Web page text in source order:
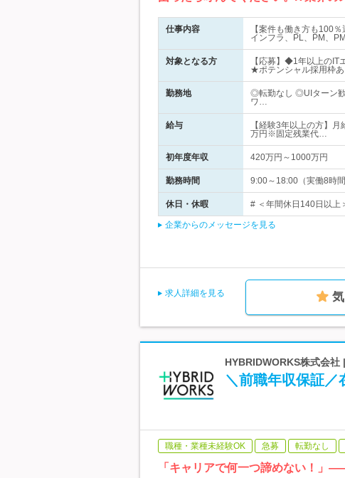
仕事内容
【案件も働き方も100
インフラ、PL、PM、
対象となる方
【応募】◆1年以上のIT
★ポテンシャル採用枠
勤務地
◎転勤なし ◎UIターン
ワ…
給与
【経験3年以上の方】
万円※固定残業代…
初年度年収 420万円～1000万円
勤務時間 9:00～18:00（実働8時
休日・休暇 # ＜年間休日140日以上
企業からのメッセージを見る
求人詳細を見る
HYBRIDWORKS株式会
＼前職年収保証／
職種・業種未経験OK 急募 転勤なし
「キャリアで何一つ諦めない！」